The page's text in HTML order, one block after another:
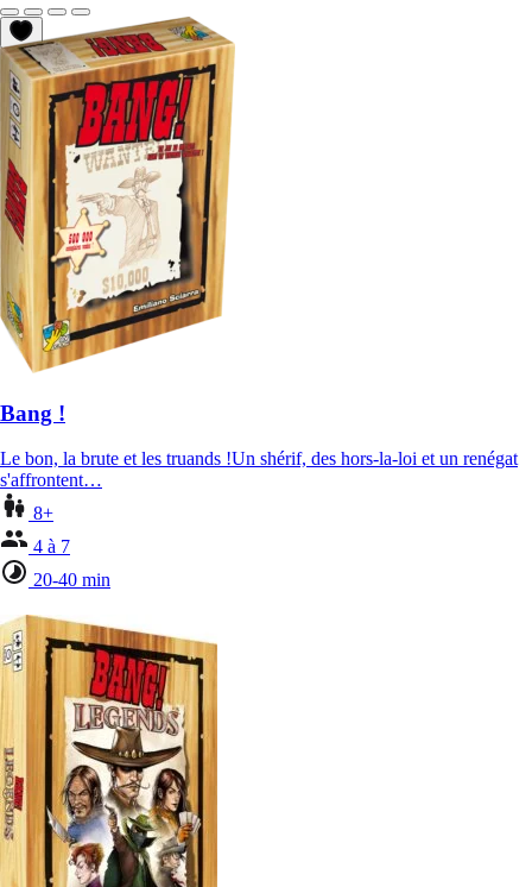
Bang !
Le bon, la brute et les truands !Un shérif, des hors-la-loi et un renégat
s'affrontent…
8+
4 à 7
20-40 min